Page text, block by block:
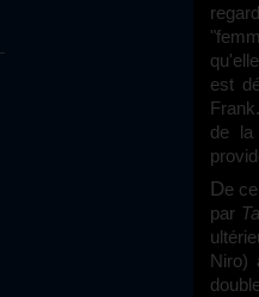
est
de la
De ce point de vue, on pourrait considérer que le film de Corneau est influencé
par
Niro)